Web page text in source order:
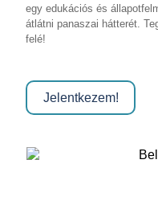
egy edukációs és
átlátni panaszai hátterét.
felé!
Jelentkezem!